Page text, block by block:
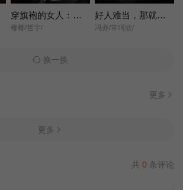
穿旗袍的女人：旗遇
椰椰/哲宇/
好人难当，那就不当了
冯亦/常珂欣/
换一换
更多
更多
共 0 条评论